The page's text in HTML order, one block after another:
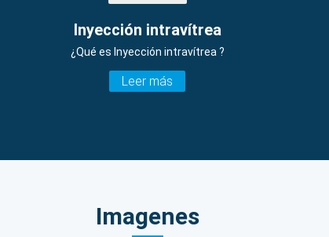
Inyección intravítrea
¿Qué es Inyección intravítrea ?
Leer más
Imagenes